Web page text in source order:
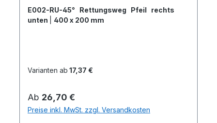
E002-RU-45° Rettungsweg Pfeil rechts
unten
400 x 200 mm
Varianten ab 17,37 €
Regulärer Preis:
Ab 26,70 €
Preise inkl. MwSt. zzgl. Versandkosten